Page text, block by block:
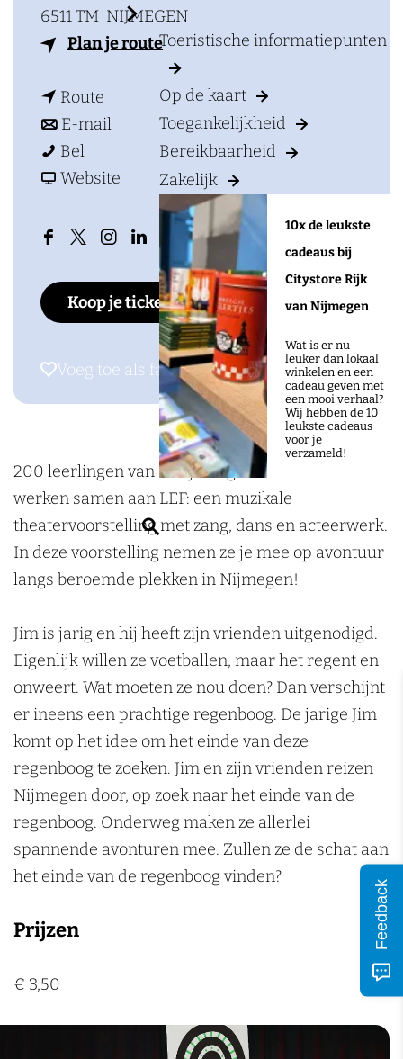
Toeristische informatiepunten
Op de kaart
Toegankelijkheid
Bereikbaarheid
Zakelijk
10x de leukste
cadeaus bij
Citystore Rijk
van Nijmegen
Wat is er nu
leuker dan lokaal
winkelen en een
cadeau geven met
een mooi verhaal?
Wij hebben de 10
leukste cadeaus
voor je
verzameld!
Z
o
e
e
n
6511 TM NIJMEGEN
Plan je routen
a
a
r
L
E
F
2
6
Route
a
r
E
2
0
6
E-mail
a
L
F
2
2
Bel
E
2
2
6
Website
E
F
0
F
e
b
o
o
D
e
L
i
n
e
n
b
e
r
g
X
e
L
n
d
n
b
e
r
g
I
s
t
r
m
D
e
L
i
d
e
n
b
e
r
g
L
n
k
i
D
e
L
i
n
e
n
b
e
r
g
Koop je tickets
Voeg toe als favoriet
Voeg toe als favoriet
200 leerlingen van 6 Nijmeegse basisscholen
werken samen aan LEF: een muzikale
theatervoorstelling met zang, dans en acteerwerk.
In deze voorstelling nemen ze je mee op avontuur
langs beroemde plekken in Nijmegen!
Jim is jarig en hij heeft zijn vrienden uitgenodigd.
Eigenlijk willen ze voetballen, maar het regent en
onweert. Wat moeten ze nou doen? Dan verschijnt
er ineens een prachtige regenboog. De jarige Jim
komt op het idee om het einde van deze
regenboog te zoeken. Jim en zijn vrienden reizen
Nijmegen door, op zoek naar het einde van de
regenboog. Onderweg maken ze allerlei
spannende avonturen mee. Zullen ze de schat aan
het einde van de regenboog vinden?
Prijzen
€ 3,50
Feedback